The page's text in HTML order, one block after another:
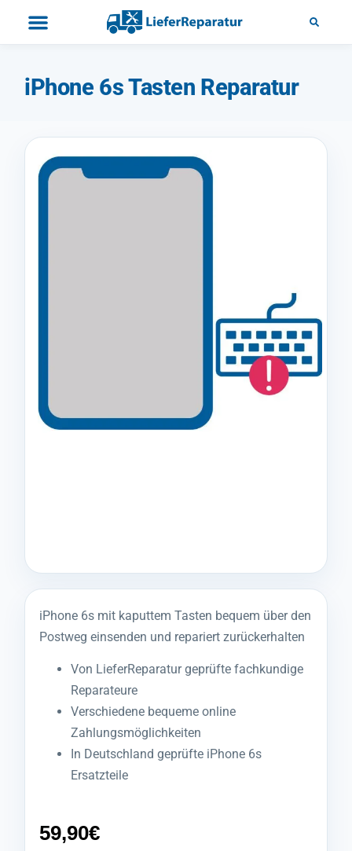
iPhone 6s Tasten Reparatur
iPhone 6s mit kaputtem Tasten bequem über den
Postweg einsenden und repariert zurückerhalten
Von LieferReparatur geprüfte fachkundige
Reparateure
Verschiedene bequeme online
Zahlungsmöglichkeiten
In Deutschland geprüfte iPhone 6s
Ersatzteile
59,90€